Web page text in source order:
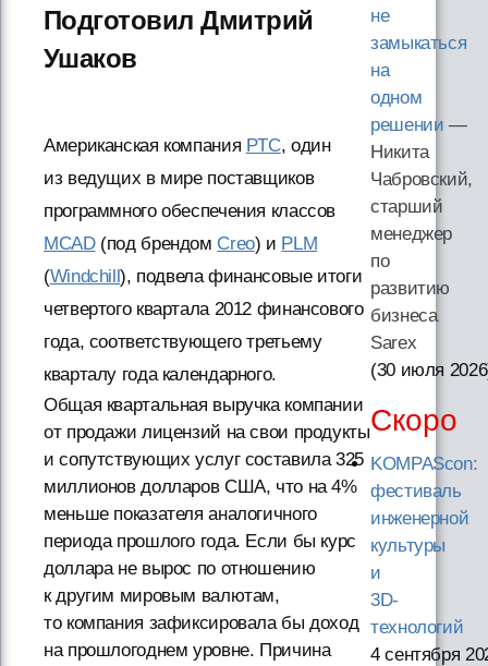
Подготовил Дмитрий
Ушаков
Американская компания PTC, один
из ведущих в мире поставщиков
программного обеспечения классов
MCAD(под брендом Creo) и PLM
(Windchill), подвела финансовые итоги
четвертого квартала 2012 финансового
года, соответствующего третьему
кварталу года календарного.
Общая квартальная выручка компании
от продажи лицензий на свои продукты
и сопутствующих услуг составила 325
миллионов долларов США, что на 4%
меньше показателя аналогичного
периода прошлого года. Если бы курс
доллара не вырос по отношению
к другим мировым валютам,
то компания зафиксировала бы доход
на прошлогоднем уровне. Причина
не
замыкаться
на
одном
решении —
Никита
Чабровский,
старший
менеджер
по
развитию
бизнеса
Sarex
(30 июля 2026
Скоро
KOMPAScon:
фестиваль
инженерной
культуры
и
3D-
технологий
4 сентября